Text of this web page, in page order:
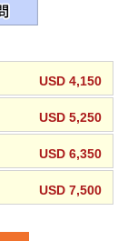
USD 4,150
USD 5,250
USD 6,350
USD 7,500